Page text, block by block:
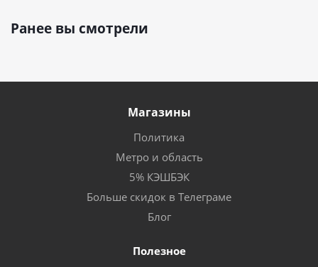
Ранее вы смотрели
Магазины
Политика
Метро и область
5% КЭШБЭК
Больше скидок в Телеграме
Блог
Полезное